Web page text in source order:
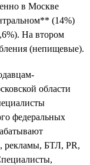
в Москве
(14%)
На втором
(непищевые).
области
федеральных
рекламы, БТЛ, PR,